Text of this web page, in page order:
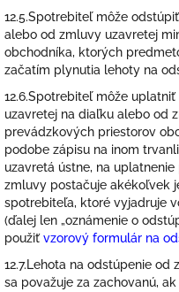
12.5.Spotrebiteľ môže
alebo od zmluvy uzavretej
obchodníka, ktorých
začatím plynutia lehoty na
12.6.Spotrebiteľ môže
uzavretej na diaľku alebo od
prevádzkových priestorov
podobe zápisu na inom
uzavretá ústne, na
zmluvy postačuje akékoľvek
spotrebiteľa, ktoré vyjadruje
(ďalej len „oznámenie o
použiťvzorový formulár na
12.7.Lehota na odstúpenie od
sa považuje za zachovanú,